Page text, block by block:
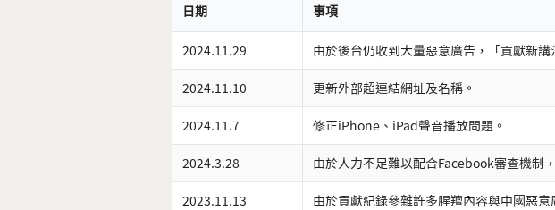
日期
事項
2024.11.29 由於後台仍收到大量惡意廣告，「貢獻新講
2024.11.10 更新外部超連結網址及名稱。
2024.11.7 修正iPhone、iPad聲音播放問題。
2024.3.28 由於人力不足難以配合Facebook審查機制
2023.11.13 由於貢獻紀錄參雜許多腥羶內容與中國惡